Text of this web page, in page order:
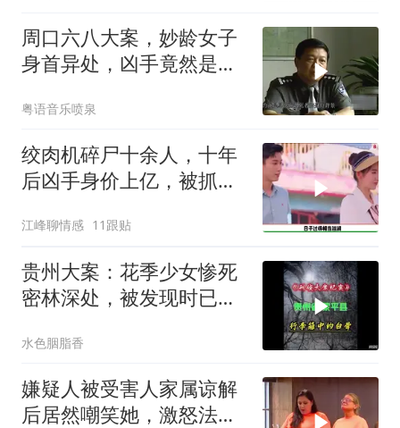
周口六八大案，妙龄女子
身首异处，凶手竟然是以
粤语音乐喷泉
绞肉机碎尸十余人，十年
后凶手身价上亿，被抓后
江峰聊情感 11跟贴
贵州大案：花季少女惨死
密林深处，被发现时已成
水色胭脂香
嫌疑人被受害人家属谅解
后居然嘲笑她，激怒法官